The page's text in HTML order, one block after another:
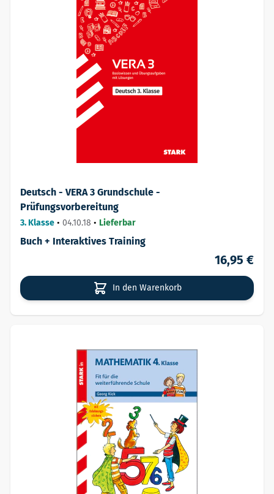
Deutsch - VERA 3 Grundschule -
Prüfungsvorbereitung
3. Klasse • 04.10.18 • Lieferbar
Buch + Interaktives Training
16,95 €
In den Warenkorb